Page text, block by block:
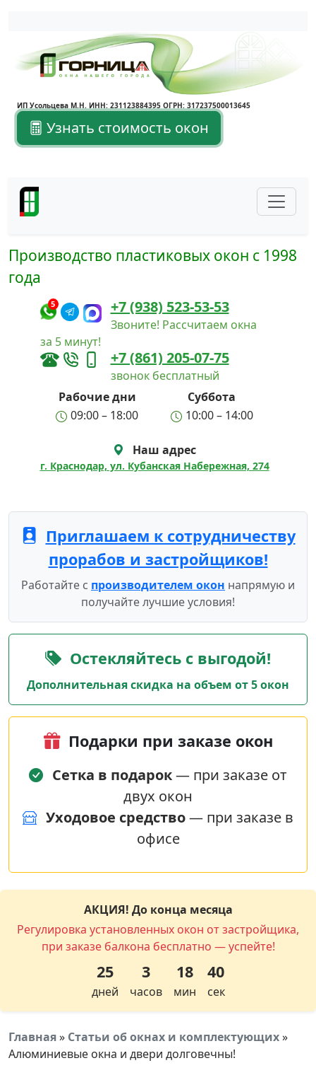
Написать в Max
Написать в Telegram
ИП Усольцева М.Н. ИНН: 231123884395 ОГРН: 317237500013645
Узнать стоимость окон
Производство пластиковых окон с 1998
года
5 +7 (938) 523-53-53
Звоните! Рассчитаем окна
за 5 минут!
+7 (861) 205-07-75
звонок бесплатный
Рабочие дни
Суббота
09:00 – 18:00
10:00 – 14:00
Наш адрес
г. Краснодар, ул. Кубанская Набережная, 274
Приглашаем к сотрудничеству
прорабов и застройщиков!
Работайте с производителем окон напрямую и
получайте лучшие условия!
Остекляйтесь с выгодой!
Дополнительная скидка на объем от 5 окон
Подарки при заказе окон
Сетка в подарок— при заказе от
двух окон
Уходовое средство— при заказе в
офисе
АКЦИЯ! До конца месяца
Регулировка установленных окон от застройщика,
при заказе балкона бесплатно — успейте!
25
дней
3
часов
18
мин
39
сек
Главная» Статьи об окнах и комплектующих»
Алюминиевые окна и двери долговечны!